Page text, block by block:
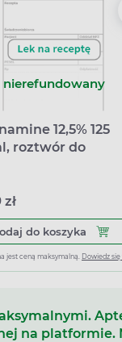
12,5% 125 mg/
nierefundowany
12,5% 125
roztwór do
zł
do koszyka
jest ceną maksymalną. Dowiedz
na